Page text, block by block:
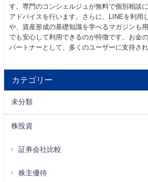
す。専門のコンシェルジュが無料で個別相談
アドバイスを行います。さらに、LINEを利用
や、資産形成の基礎知識を学べるマガジンも
でも安心して利用できるのが特徴です。お金
パートナーとして、多くのユーザーに支持され
カテゴリー
未分類
株投資
証券会社比較
株主優待